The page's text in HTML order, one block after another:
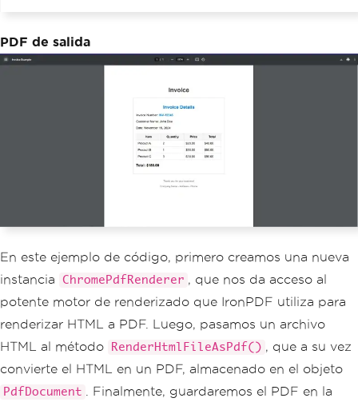
PDF de salida
En este ejemplo de código, primero creamos una nueva
instancia
ChromePdfRenderer , que nos da acceso al
potente motor de renderizado que IronPDF utiliza para
renderizar HTML a PDF. Luego, pasamos un archivo
HTML al método
RenderHtmlFileAsPdf() , que a su vez
convierte el HTML en un PDF, almacenado en el objeto
PdfDocument
. Finalmente, guardaremos el PDF en la